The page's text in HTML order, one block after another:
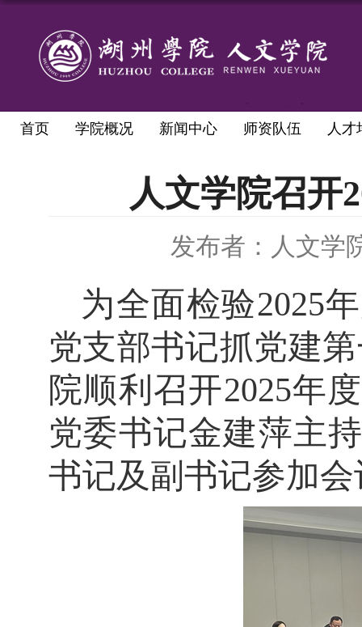
首页 学院概况 新闻中心 师资队伍 人才
人文学院召开
发布者：人文学
为全面检验2025
党支部书记抓党建
院顺利 召开2025年
党委书记金建萍主
书记及副书记参加